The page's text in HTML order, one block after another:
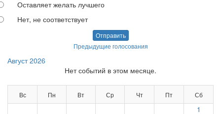
Оставляет желать лучшего
Нет, не соответствует
Отправить
Предыдущие голосования
Август 2026
Нет событий в этом месяце.
Вс Пн Вт Ср Чт Пт Сб
1